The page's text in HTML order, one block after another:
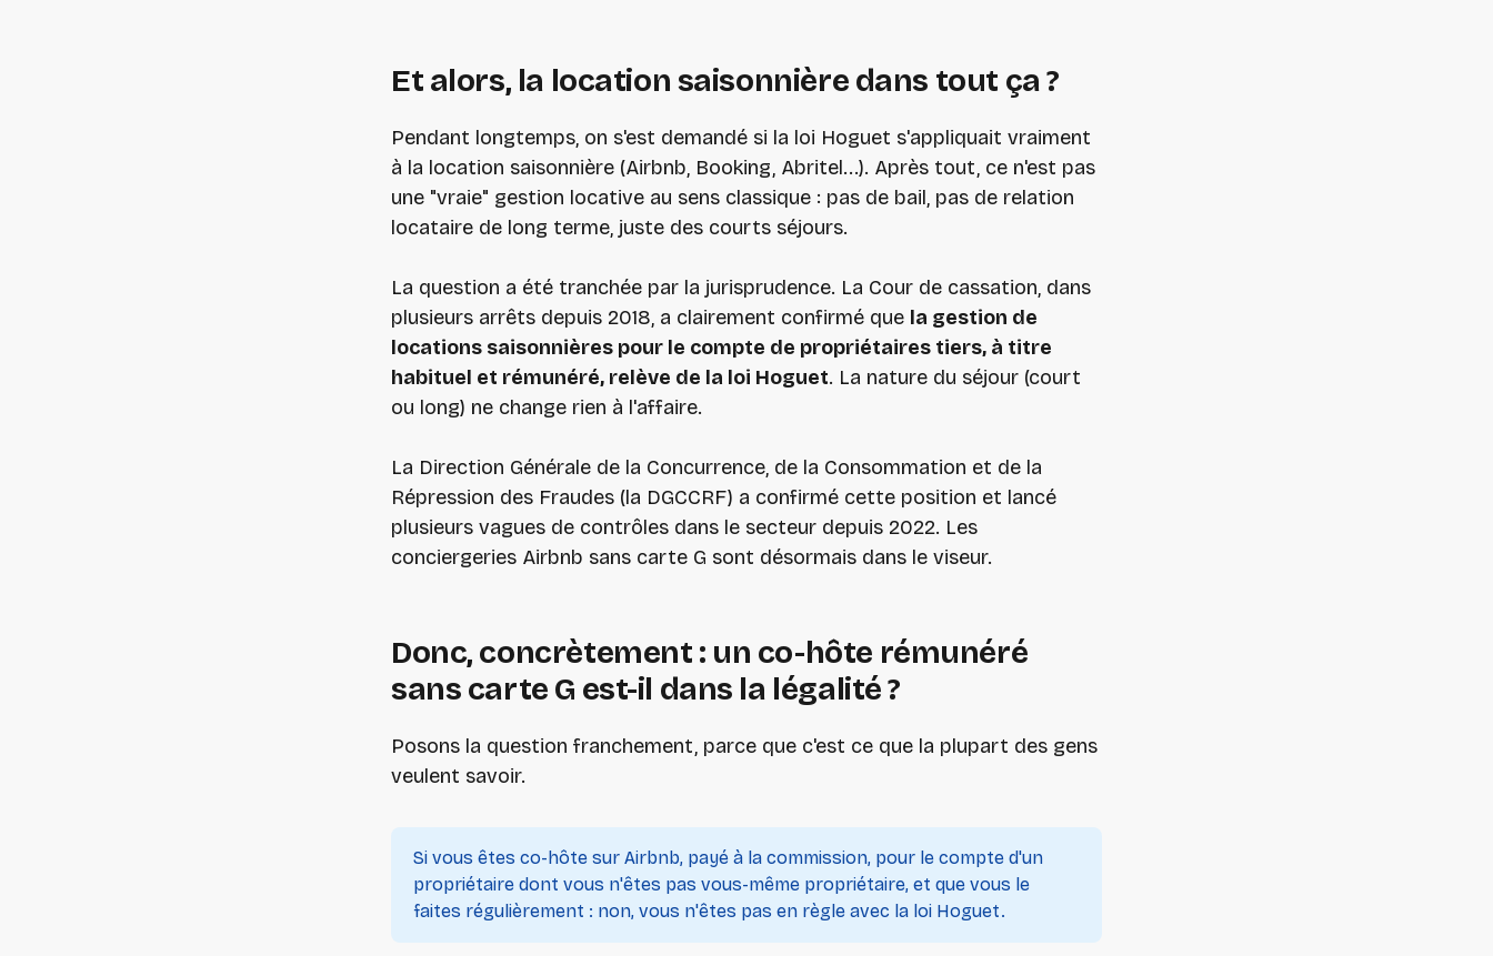
Et alors, la location saisonnière dans tout ça ?
Pendant longtemps, on s'est demandé si la loi Hoguet s'appliquait vraiment
à la location saisonnière (Airbnb, Booking, Abritel...). Après tout, ce n'est pas
une "vraie" gestion locative au sens classique : pas de bail, pas de relation
locataire de long terme, juste des courts séjours.
La question a été tranchée par la jurisprudence. La Cour de cassation, dans
plusieurs arrêts depuis 2018, a clairement confirmé que la gestion de
locations saisonnières pour le compte de propriétaires tiers, à titre
habituel et rémunéré, relève de la loi Hoguet. La nature du séjour (court
ou long) ne change rien à l'affaire.
La Direction Générale de la Concurrence, de la Consommation et de la
Répression des Fraudes (la DGCCRF) a confirmé cette position et lancé
plusieurs vagues de contrôles dans le secteur depuis 2022. Les
conciergeries Airbnb sans carte G sont désormais dans le viseur.
Donc, concrètement : un co-hôte rémunéré
sans carte G est-il dans la légalité ?
Posons la question franchement, parce que c'est ce que la plupart des gens
veulent savoir.
Si vous êtes co-hôte sur Airbnb, payé à la commission, pour le compte d'un
propriétaire dont vous n'êtes pas vous-même propriétaire, et que vous le
faites régulièrement : non, vous n'êtes pas en règle avec la loi Hoguet.